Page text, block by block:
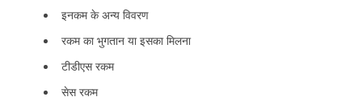
इनकम के अन्य विवरण
रकम का भुगतान या इसका मिलना
टीडीएस रकम
सेस रकम